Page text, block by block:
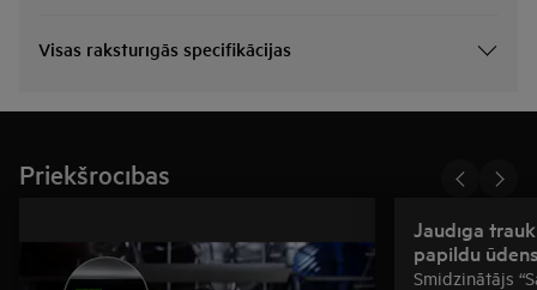
Visas raksturīgās specifikācijas
Priekšrocības
Jaudīga
papildu
Smidzinātājs